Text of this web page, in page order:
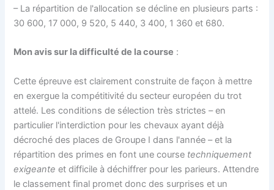
– La répartition de l'allocation se décline en plusieurs parts :
30 600, 17 000, 9 520, 5 440, 3 400, 1 360 et 680.
Mon avis sur la difficulté de la course :
Cette épreuve est clairement construite de façon à mettre
en exergue la compétitivité du secteur européen du trot
attelé. Les conditions de sélection très strictes – en
particulier l'interdiction pour les chevaux ayant déjà
décroché des places de Groupe I dans l'année – et la
répartition des primes en font une course techniquement
exigeante et difficile à déchiffrer pour les parieurs. Attendre
le classement final promet donc des surprises et un